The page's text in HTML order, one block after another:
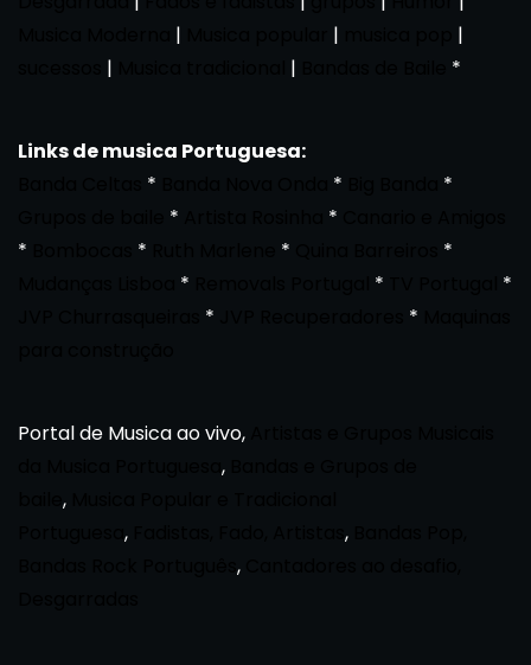
| |
|
| | *
Links de musica Portuguesa:
* *
*
* *
*
* *
*
* *
*
* *
Portal de Musica ao vivo,
,
,
, ,
,